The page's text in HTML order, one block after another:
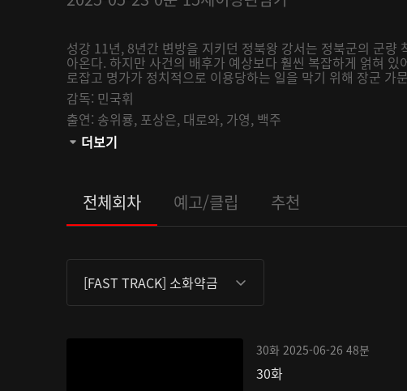
성강 11년, 8년간 변방을 지키던 정북왕 강서는 정북군의 군량
아온다. 하지만 사건의 배후가 예상보다 훨씬 복잡하게 얽혀
로잡고 명가가 정치적으로 이용당하는 일을 막기 위해 장군 가
감독: 민국휘
출연: 송위룡, 포상은, 대로와, 가영, 백주
오픈:2025-06-01
더보기
전체회차 예고/클립 추천
[FAST TRACK] 소화약금
30화 2025-06-26 48분
30화